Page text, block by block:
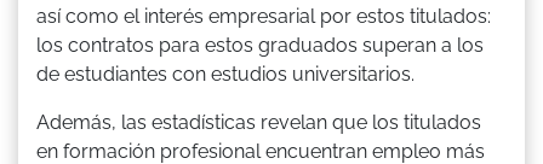
así como el interés empresarial por estos titulados:
los contratos para estos graduados superan a los
de estudiantes con estudios universitarios.
Además, las estadísticas revelan que los titulados
en formación profesional encuentran empleo más